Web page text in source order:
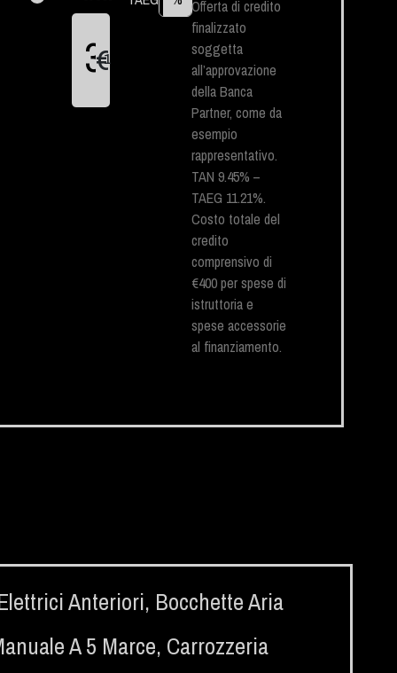
€
1
Offerta di credito
finalizzato
soggetta
all’approvazione
della Banca
Partner, come da
esempio
rappresentativo.
TAN 9.45% –
TAEG 11.21%.
Costo totale del
credito
comprensivo di
€400 per spese di
istruttoria e
spese accessorie
al finanziamento.
Anteriori, Bocchette Aria
A 5 Marce, Carrozzeria